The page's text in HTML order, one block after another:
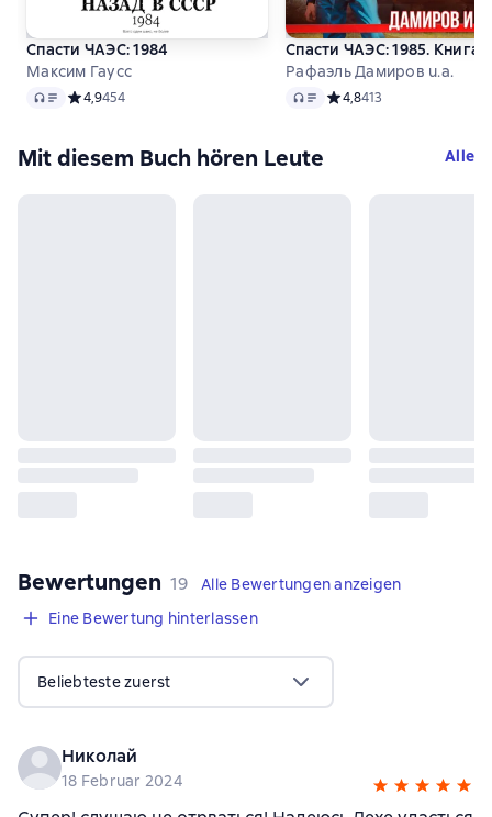
Спасти ЧАЭС: 1984
Максим Гаусс
Audio Средний рейтинг 4,9 на основе 454 оценок
4,9454
Спасти ЧАЭС: 1985. Книга 2
Рафаэль Дамиров u.a.
Audio Средний рейтинг 4,8 на
4,8413
Mit diesem Buch hören Leute Alle
Bewertungen 19 Bewertungen
19
Alle Bewertungen anzeigen
Eine Bewertung hinterlassen
Beliebteste zuerst
Николай
18 Februar 2024